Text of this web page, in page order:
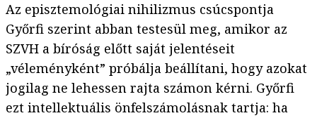
Az episztemológiai nihilizmus csúcspontja
Győrfi szerint abban testesül meg, amikor az
SZVH a bíróság előtt saját jelentéseit
„véleményként” próbálja beállítani, hogy azokat
jogilag ne lehessen rajta számon kérni. Győrfi
ezt intellektuális önfelszámolásnak tartja: ha